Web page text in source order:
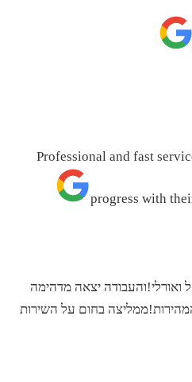
Professional and fast
progress with
יצאה מדהימה
בחום על השירות